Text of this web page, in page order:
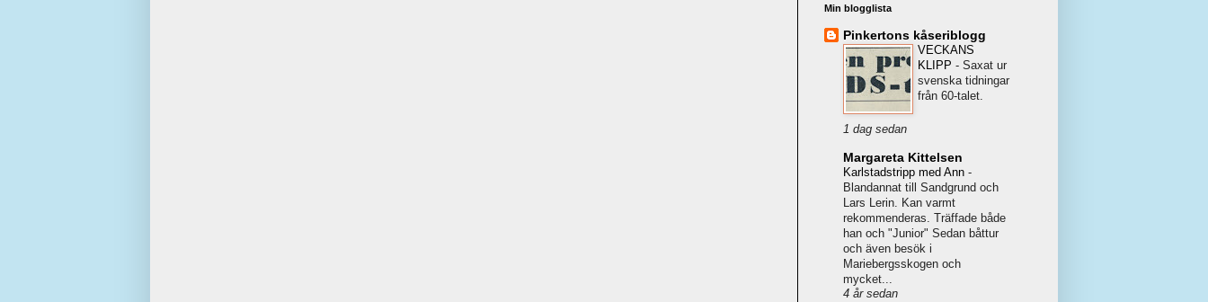
Min blogglista
Pinkertons kåseriblogg
VECKANS
KLIPP - Saxat ur
svenska tidningar
från 60-talet.
1 dag sedan
Margareta Kittelsen
Karlstadstripp med Ann -
Blandannat till Sandgrund och
Lars Lerin. Kan varmt
rekommenderas. Träffade både
han och "Junior" Sedan båttur
och även besök i
Mariebergsskogen och
mycket...
4 år sedan